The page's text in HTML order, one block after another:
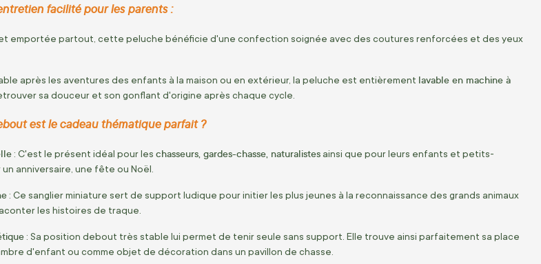
facilité pour les parents :
emportée partout, cette peluche bénéficie d'une confection soignée avec des coutures renforcées et des yeux
après les aventures des enfants à la maison ou en extérieur, la peluche est entièrement lavable en machine à
sa douceur et son gonflant d'origine après chaque cycle.
est le cadeau thématique parfait ?
: C'est le présent idéal pour les chasseurs, gardes-chasse, naturalistes ainsi que pour leurs enfants et petits-
anniversaire, une fête ou Noël.
: Ce sanglier miniature sert de support ludique pour initier les plus jeunes à la reconnaissance des grands animaux
les histoires de traque.
: Sa position debout très stable lui permet de tenir seule sans support. Elle trouve ainsi parfaitement sa place
d'enfant ou comme objet de décoration dans un pavillon de chasse.